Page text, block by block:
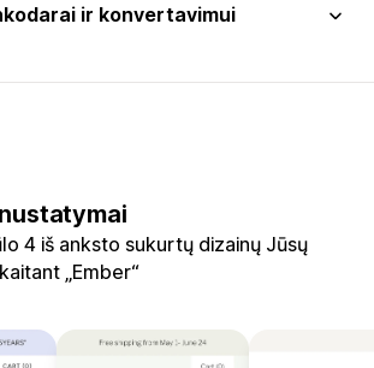
ir konvertavimui
4 iš anksto sukurtų dizainų Jūsų
„Ember“